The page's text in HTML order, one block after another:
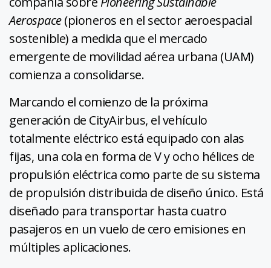
Aerospace(pioneros en el sector aeroespacial
sostenible) a medida que el mercado
emergente de movilidad aérea urbana (UAM)
comienza a consolidarse.
Marcando el comienzo de la próxima
generación de CityAirbus, el vehículo
totalmente eléctrico está equipado con alas
fijas, una cola en forma de V y ocho hélices de
propulsión eléctrica como parte de su sistema
de propulsión distribuida de diseño único. Está
diseñado para transportar hasta cuatro
pasajeros en un vuelo de cero emisiones en
múltiples aplicaciones.